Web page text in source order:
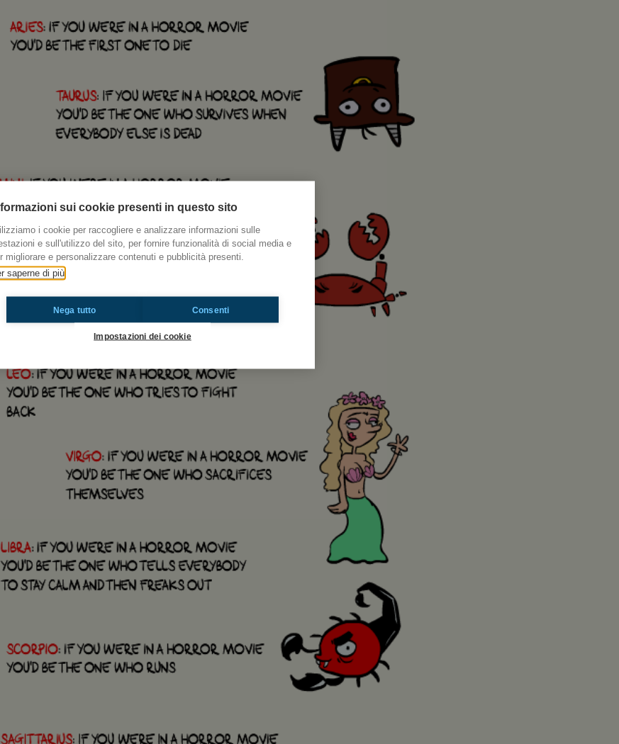
sui cookie presenti in questo sito
i cookie per raccogliere e analizzare informazioni sulle
e sull'utilizzo del sito, per fornire funzionalità di social media e
migliorare e personalizzare contenuti e pubblicità presenti.
saperne di più
Nega tutto Consenti
Impostazioni dei cookie